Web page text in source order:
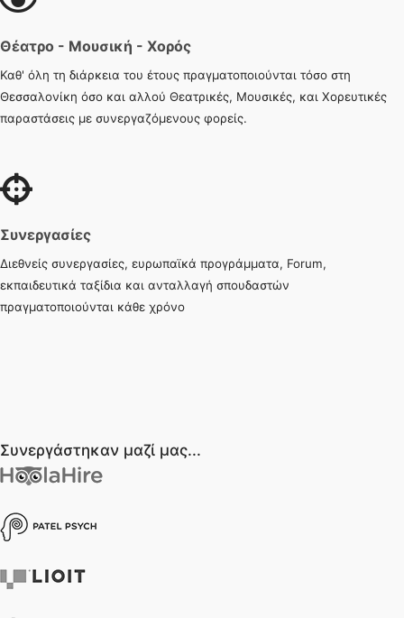
Θέατρο - Μουσική - Χορός
Καθ' όλη τη διάρκεια του έτους πραγματοποιούνται τόσο στη
Θεσσαλονίκη όσο και αλλού Θεατρικές, Μουσικές, και Χορευτικές
παραστάσεις με συνεργαζόμενους φορείς.
Συνεργασίες
Διεθνείς συνεργασίες, ευρωπαϊκά προγράμματα, Forum,
εκπαιδευτικά ταξίδια και ανταλλαγή σπουδαστών
πραγματοποιούνται κάθε χρόνο
Συνεργάστηκαν μαζί μας...